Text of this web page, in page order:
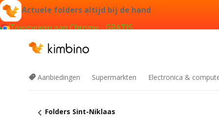
Actuele folders altijd bij de hand
Toevoegen aan Chrome - GRATIS
Aanbiedingen Supermarkten Electronica &
Folders Sint-Niklaas